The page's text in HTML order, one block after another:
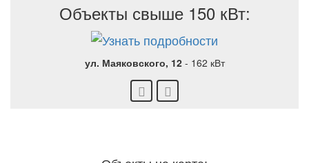
Объекты свыше 150 кВт:
ул. Маяковского, 12- 162 кВт